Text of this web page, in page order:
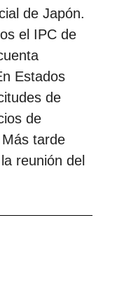
de Japón.
el IPC de
Estados
de
de
tarde
reunión del